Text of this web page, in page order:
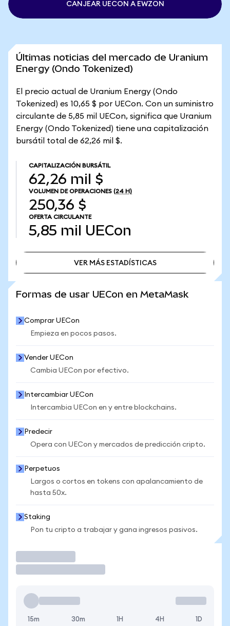
CANJEAR UECON A EWZON
Últimas noticias del mercado de Uranium
Energy (Ondo Tokenized)
El precio actual de Uranium Energy (Ondo
Tokenized) es 10,65 $ por UECon. Con un suministro
circulante de 5,85 mil UECon, significa que Uranium
Energy (Ondo Tokenized) tiene una capitalización
bursátil total de 62,26 mil $.
CAPITALIZACIÓN BURSÁTIL
62,26 mil $
VOLUMEN DE OPERACIONES (24 H)
250,36 $
OFERTA CIRCULANTE
5,85 mil UECon
VER MÁS ESTADÍSTICAS
Formas de usar UECon en MetaMask
Comprar UECon
Empieza en pocos pasos.
Vender UECon
Cambia UECon por efectivo.
Intercambiar UECon
Intercambia UECon en y entre blockchains.
Predecir
Opera con UECon y mercados de predicción cripto.
Perpetuos
Largos o cortos en tokens con apalancamiento de
hasta 50x.
Staking
Pon tu cripto a trabajar y gana ingresos pasivos.
15m 30m 1H 4H 1D